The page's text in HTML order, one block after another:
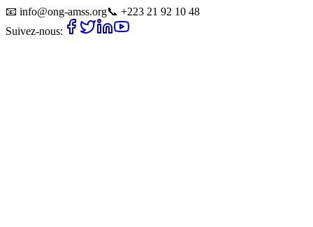
📧 info@ong-amss.org📞 +223 21 92 10 48
Suivez-nous: